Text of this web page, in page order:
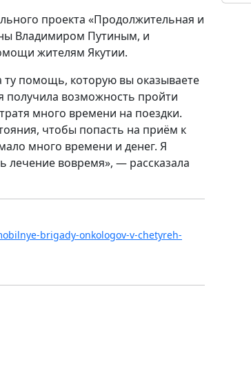
проекта «Продолжительная и
Владимиром Путиным, и
жителям Якутии.
помощь, которую вы оказываете
получила возможность пройти
много времени на поездки.
чтобы попасть на приём к
много времени и денег. Я
лечение вовремя», — рассказала
brigady-onkologov-v-chetyreh-